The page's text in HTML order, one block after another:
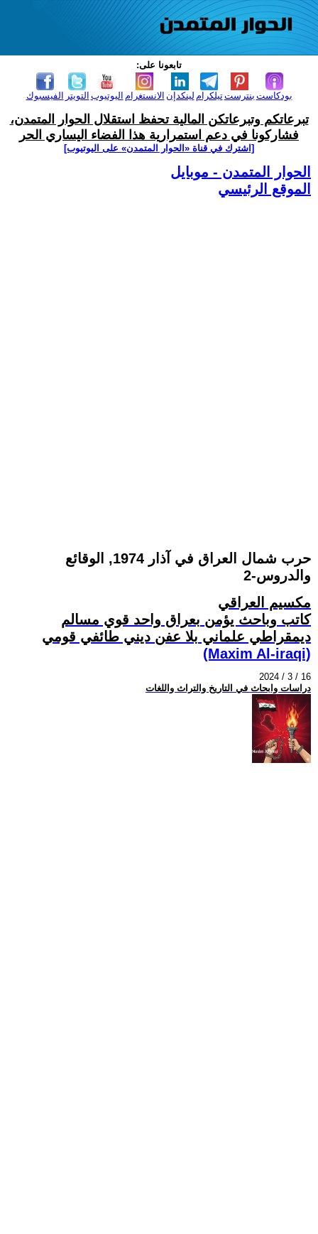
تابعونا على:
الفيسبوك التويتر اليوتيوب الانستغرام لينكدإن تيلكرامبنترست بودكاست
تبرعاتكم وتبرعاتكن المالية تحفظ استقلال الحوار المتمدن،
فشاركونا في دعم استمرارية هذا الفضاء اليساري الحر
[اشترك في قناة ‫«الحوار المتمدن» على اليوتيوب]
الحوار المتمدن - موبايل
الموقع الرئيسي
حرب شمال العراق في آذار 1974, الوقائع
والدروس-2
مكسيم العراقي
كاتب وباحث يؤمن بعراق واحد قوي مسالم
ديمقراطي علماني بلا عفن ديني طائفي قومي
(Maxim Al-iraqi)
2024 / 3 / 16
دراسات وابحاث في التاريخ والتراث واللغات